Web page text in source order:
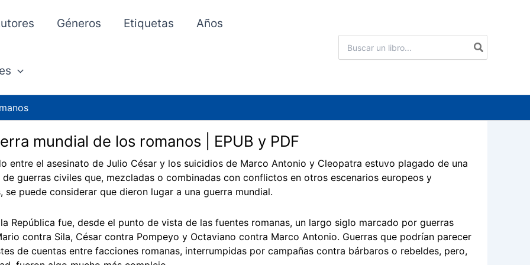
Géneros Etiquetas Años
por:
mundial de los romanos | EPUB y PDF
entre el asesinato de Julio César y los suicidios de Marco Antonio y Cleopatra estuvo plagado de una
de guerras civiles que, mezcladas o combinadas con conflictos en otros escenarios europeos y
se puede considerar que dieron lugar a una guerra mundial.
República fue, desde el punto de vista de las fuentes romanas, un largo siglo marcado por guerras
contra Sila, César contra Pompeyo y Octaviano contra Marco Antonio. Guerras que podrían parecer
de cuentas entre facciones romanas, interrumpidas por campañas contra bárbaros o rebeldes, pero,